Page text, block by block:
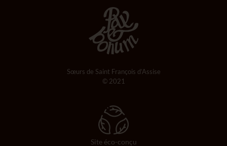
Sœurs de Saint François d’Assise
© 2021
Site éco-conçu